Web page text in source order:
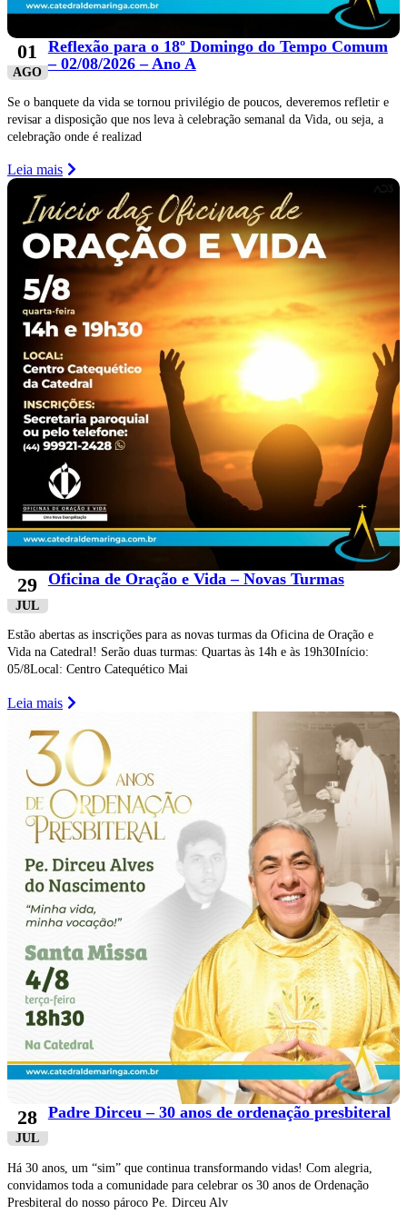
01
AGO
Reflexão para o 18º Domingo do Tempo Comum
– 02/08/2026 – Ano A
Se o banquete da vida se tornou privilégio de poucos, deveremos refletir e
revisar a disposição que nos leva à celebração semanal da Vida, ou seja, a
celebração onde é realizad
Leia mais
29
JUL
Oficina de Oração e Vida – Novas Turmas
Estão abertas as inscrições para as novas turmas da Oficina de Oração e
Vida na Catedral! Serão duas turmas: Quartas às 14h e às 19h30Início:
05/8Local: Centro Catequético Mai
Leia mais
28
JUL
Padre Dirceu – 30 anos de ordenação presbiteral
Há 30 anos, um “sim” que continua transformando vidas! Com alegria,
convidamos toda a comunidade para celebrar os 30 anos de Ordenação
Presbiteral do nosso pároco Pe. Dirceu Alv